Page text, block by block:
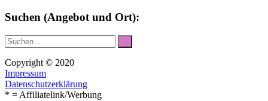
Suchen (Angebot und Ort):
Suche
nach:
Suchen
Copyright © 2020
Impressum
Datenschutzerklärung
* = Affiliatelink/Werbung